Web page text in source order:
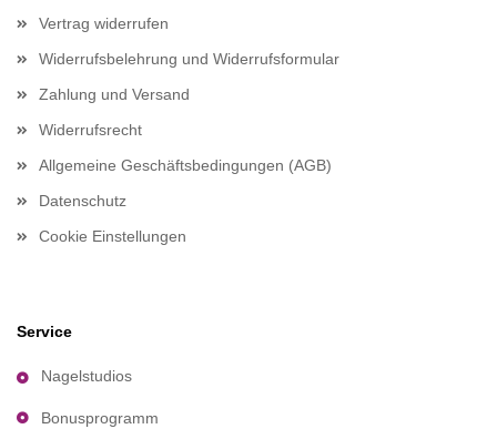
Vertrag widerrufen
Widerrufsbelehrung und Widerrufsformular
Zahlung und Versand
Widerrufsrecht
Allgemeine Geschäftsbedingungen (AGB)
Datenschutz
Cookie Einstellungen
Service
Nagelstudios
Bonusprogramm